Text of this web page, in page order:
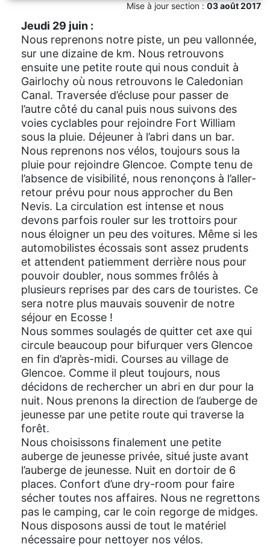
Mise à jour section :03 août 2017
Jeudi 29 juin :
Nous reprenons notre piste, un peu vallonnée,
sur une dizaine de km. Nous retrouvons
ensuite une petite route qui nous conduit à
Gairlochy où nous retrouvons le Caledonian
Canal. Traversée d’écluse pour passer de
l’autre côté du canal puis nous suivons des
voies cyclables pour rejoindre Fort William
sous la pluie. Déjeuner à l’abri dans un bar.
Nous reprenons nos vélos, toujours sous la
pluie pour rejoindre Glencoe. Compte tenu de
l’absence de visibilité, nous renonçons à l’aller-
retour prévu pour nous approcher du Ben
Nevis. La circulation est intense et nous
devons parfois rouler sur les trottoirs pour
nous éloigner un peu des voitures. Même si les
automobilistes écossais sont assez prudents
et attendent patiemment derrière nous pour
pouvoir doubler, nous sommes frôlés à
plusieurs reprises par des cars de touristes. Ce
sera notre plus mauvais souvenir de notre
séjour en Ecosse !
Nous sommes soulagés de quitter cet axe qui
circule beaucoup pour bifurquer vers Glencoe
en fin d’après-midi. Courses au village de
Glencoe. Comme il pleut toujours, nous
décidons de rechercher un abri en dur pour la
nuit. Nous prenons la direction de l’auberge de
jeunesse par une petite route qui traverse la
forêt.
Nous choisissons finalement une petite
auberge de jeunesse privée, situé juste avant
l’auberge de jeunesse. Nuit en dortoir de 6
places. Confort d’une dry-room pour faire
sécher toutes nos affaires. Nous ne regrettons
pas le camping, car le coin regorge de midges.
Nous disposons aussi de tout le matériel
nécessaire pour nettoyer nos vélos.